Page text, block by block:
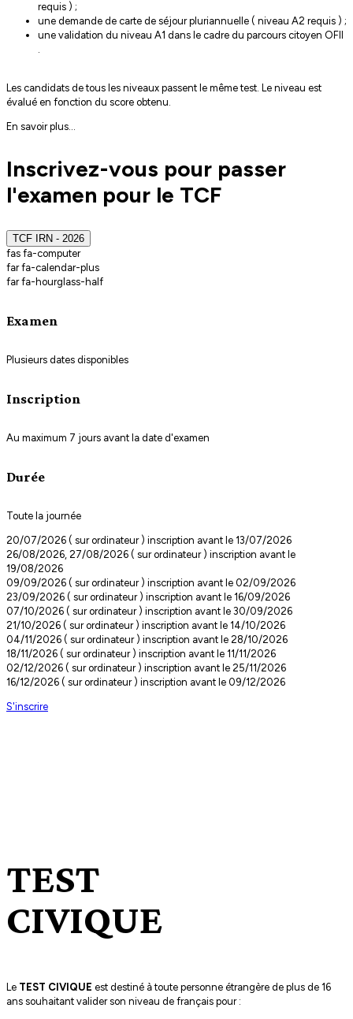
requis ) ;
une demande de carte de séjour pluriannuelle ( niveau A2 requis ) ;
une validation du niveau A1 dans le cadre du parcours citoyen OFII
.
Les candidats de tous les niveaux passent le même test. Le niveau est
évalué en fonction du score obtenu.
En savoir plus...
Inscrivez-vous pour passer
l'examen pour le TCF
TCF IRN - 2026
fas fa-computer
far fa-calendar-plus
far fa-hourglass-half
Examen
Plusieurs dates disponibles
Inscription
Au maximum 7 jours avant la date d'examen
Durée
Toute la journée
20/07/2026 ( sur ordinateur ) inscription avant le 13/07/2026
26/08/2026, 27/08/2026 ( sur ordinateur ) inscription avant le
19/08/2026
09/09/2026 ( sur ordinateur ) inscription avant le 02/09/2026
23/09/2026 ( sur ordinateur ) inscription avant le 16/09/2026
07/10/2026 ( sur ordinateur ) inscription avant le 30/09/2026
21/10/2026 ( sur ordinateur ) inscription avant le 14/10/2026
04/11/2026 ( sur ordinateur ) inscription avant le 28/10/2026
18/11/2026 ( sur ordinateur ) inscription avant le 11/11/2026
02/12/2026 ( sur ordinateur ) inscription avant le 25/11/2026
16/12/2026 ( sur ordinateur ) inscription avant le 09/12/2026
S'inscrire
TEST
CIVIQUE
Le TEST CIVIQUE est destiné à toute personne étrangère de plus de 16
ans souhaitant valider son niveau de français pour :